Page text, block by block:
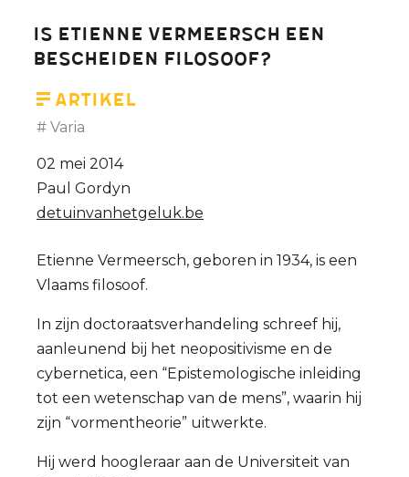
Is Etienne Vermeersch een
bescheiden filosoof?
Artikel
Varia
02 mei 2014
Paul Gordyn
detuinvanhetgeluk.be
Etienne Vermeersch, geboren in 1934, is een
Vlaams filosoof.
In zijn doctoraatsverhandeling schreef hij,
aanleunend bij het neopositivisme en de
cybernetica, een “Epistemologische inleiding
tot een wetenschap van de mens”, waarin hij
zijn “vormentheorie” uitwerkte.
Hij werd hoogleraar aan de Universiteit van